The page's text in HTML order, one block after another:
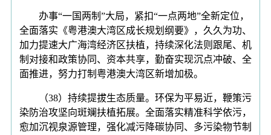
办事“一国两制”大局，紧扣“一点两地”全新定位，
全面落实《粤港澳大湾区成长规划纲要》，久久为功、
加力提速大广海湾经济区扶植，持续深化法则跟尾、机
制对接和政策协同、资本共享，勤奋实现沉点冲破、全
面推进，努力打制粤港澳大湾区新增加极。
（38）持续提拔生态质量。环保为平易近，鞭策污
染防治攻坚向斑斓扶植拓展。全面落实精准科学依污，
愈加沉视泉源管理，强化减污降碳协同、多污染物节制